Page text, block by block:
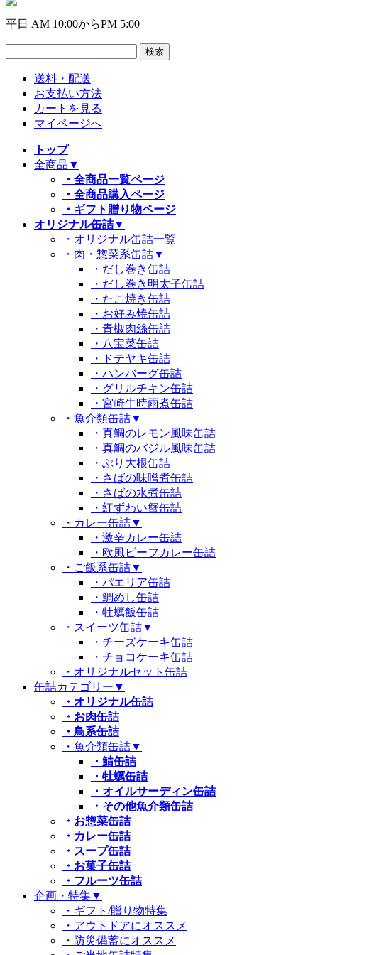
平日 AM 10:00からPM 5:00
送料・配送
お支払い方法
カートを見る
マイページへ
トップ
全商品 ▼
・全商品一覧ページ
・全商品購入ページ
・ギフト贈り物ページ
オリジナル缶詰▼
・オリジナル缶詰一覧
・肉・惣菜系缶詰▼
・だし巻き缶詰
・だし巻き明太子缶詰
・たこ焼き缶詰
・お好み焼缶詰
・青椒肉絲缶詰
・八宝菜缶詰
・ドテヤキ缶詰
・ハンバーグ缶詰
・グリルチキン缶詰
・宮崎牛時雨煮缶詰
・魚介類缶詰▼
・真鯛のレモン風味缶詰
・真鯛のバジル風味缶詰
・ぶり大根缶詰
・さばの味噌煮缶詰
・さばの水煮缶詰
・紅ずわい蟹缶詰
・カレー缶詰▼
・激辛カレー缶詰
・欧風ビーフカレー缶詰
・ご飯系缶詰▼
・パエリア缶詰
・鯛めし缶詰
・牡蠣飯缶詰
・スイーツ缶詰▼
・チーズケーキ缶詰
・チョコケーキ缶詰
・オリジナルセット缶詰
缶詰カテゴリー ▼
・オリジナル缶詰
・お肉缶詰
・鳥系缶詰
・魚介類缶詰▼
・鯖缶詰
・牡蠣缶詰
・オイルサーディン缶詰
・その他魚介類缶詰
・お惣菜缶詰
・カレー缶詰
・スープ缶詰
・お菓子缶詰
・フルーツ缶詰
企画・特集▼
・ギフト/贈り物特集
・アウトドアにオススメ
・防災備蓄にオススメ